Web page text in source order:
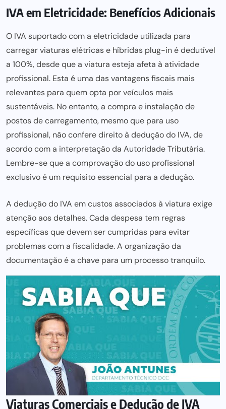
IVA em Eletricidade: Benefícios Adicionais
O IVA suportado com a eletricidade utilizada para
carregar viaturas elétricas e híbridas plug-in é dedutível
a 100%, desde que a viatura esteja afeta à atividade
profissional. Esta é uma das vantagens fiscais mais
relevantes para quem opta por veículos mais
sustentáveis. No entanto, a compra e instalação de
postos de carregamento, mesmo que para uso
profissional, não confere direito à dedução do IVA, de
acordo com a interpretação da Autoridade Tributária.
Lembre-se que a comprovação do uso profissional
exclusivo é um requisitoessencial para a dedução.
A dedução do IVA em custos associados à viatura exige
atenção aos detalhes. Cada despesa tem regras
específicas que devem ser cumpridas para evitar
problemas com a fiscalidade. A organização da
documentação é a chave para um processo tranquilo.
Viaturas Comerciais e Dedução de IVA